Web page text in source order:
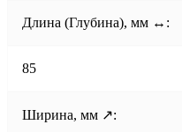
Длина (Глубина), мм ↔:
85
Ширина, мм ↗: